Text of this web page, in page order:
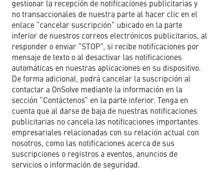
gestionar la recepción de notificaciones publicitarias y
no transaccionales de nuestra parte al hacer clic en el
enlace “cancelar suscripción” ubicado en la parte
inferior de nuestros correos electrónicos publicitarios, al
responder o enviar “STOP”, si recibe notificaciones por
mensaje de texto o al desactivar las notificaciones
automáticas en nuestras aplicaciones en su dispositivo.
De forma adicional, podrá cancelar la suscripción al
contactar a OnSolve mediante la información en la
sección “Contáctenos” en la parte inferior. Tenga en
cuenta que al darse de baja de nuestras notificaciones
publicitarias no cancela las notificaciones importantes
empresariales relacionadas con su relación actual con
nosotros, como las notificaciones acerca de sus
suscripciones o registros a eventos, anuncios de
servicios o información de seguridad.